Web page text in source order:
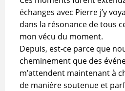
échanges avec Pierre j’y
dans la résonance de tous
mon vécu du moment.
Depuis, est-ce parce que
cheminement que des
m’attendent maintenant à
de manière soutenue et